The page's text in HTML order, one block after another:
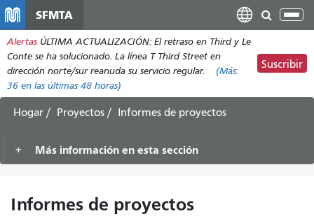
contenido
principal
SFMTA
Alertas ÚLTIMA ACTUALIZACIÓN: El retraso en Third y Le
Conte se ha solucionado. La línea T Third Street en
dirección norte/sur reanuda su servicio regular.
(Más:
36 en las últimas 48 horas)
Suscribir
Hogar Proyectos Informes de proyectos
Más información en esta sección
Informes de proyectos